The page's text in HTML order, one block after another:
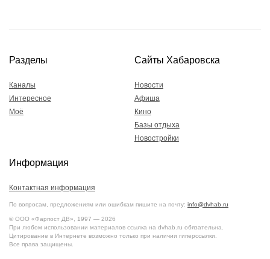
Разделы
Каналы
Интересное
Моё
Сайты Хабаровска
Новости
Афиша
Кино
Базы отдыха
Новостройки
Информация
Контактная информация
По вопросам, предложениям или ошибкам пишите на почту: info@dvhab.ru
© ООО «Фарпост ДВ», 1997 — 2026
При любом использовании материалов ссылка на dvhab.ru обязательна.
Цитирование в Интернете возможно только при наличии гиперссылки.
Все права защищены.